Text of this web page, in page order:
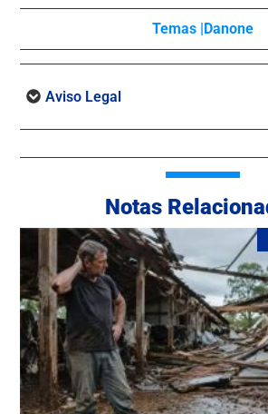
Temas |Danone
Aviso Legal
Notas